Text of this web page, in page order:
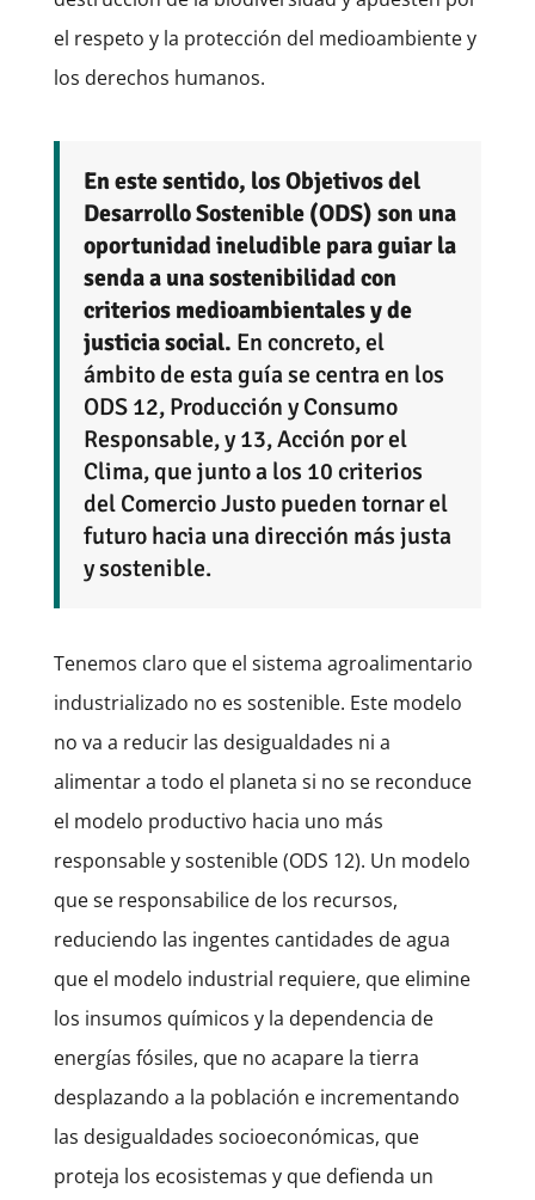
el respeto y la protección del medioambiente y
los derechos humanos.
En este sentido, los Objetivos del
Desarrollo Sostenible (ODS) son una
oportunidad ineludible para guiar la
senda a una sostenibilidad con
criterios medioambientales y de
justicia social. En concreto, el
ámbito de esta guía se centra en los
ODS 12, Producción y Consumo
Responsable, y 13, Acción por el
Clima, que junto a los 10 criterios
del Comercio Justo pueden tornar el
futuro hacia una dirección más justa
y sostenible.
Tenemos claro que el sistema agroalimentario
industrializado no es sostenible. Este modelo
no va a reducir las desigualdades ni a
alimentar a todo el planeta si no se reconduce
el modelo productivo hacia uno más
responsable y sostenible (ODS 12). Un modelo
que se responsabilice de los recursos,
reduciendo las ingentes cantidades de agua
que el modelo industrial requiere, que elimine
los insumos químicos y la dependencia de
energías fósiles, que no acapare la tierra
desplazando a la población e incrementando
las desigualdades socioeconómicas, que
proteja los ecosistemas y que defienda un